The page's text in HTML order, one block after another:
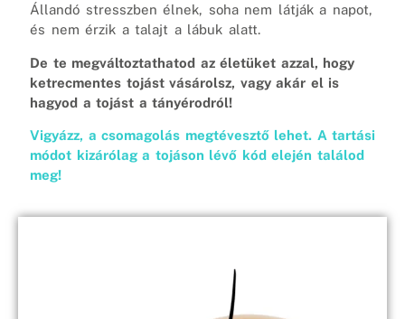
Állandó stresszben élnek, soha nem látják a napot,
és nem érzik a talajt a lábuk alatt.
De te megváltoztathatod az életüket azzal, hogy
ketrecmentes tojást vásárolsz, vagy akár el is
hagyod a tojást a tányérodról!
Vigyázz, a csomagolás megtévesztő lehet. A tartási
módot kizárólag a tojáson lévő kód elején találod
meg!